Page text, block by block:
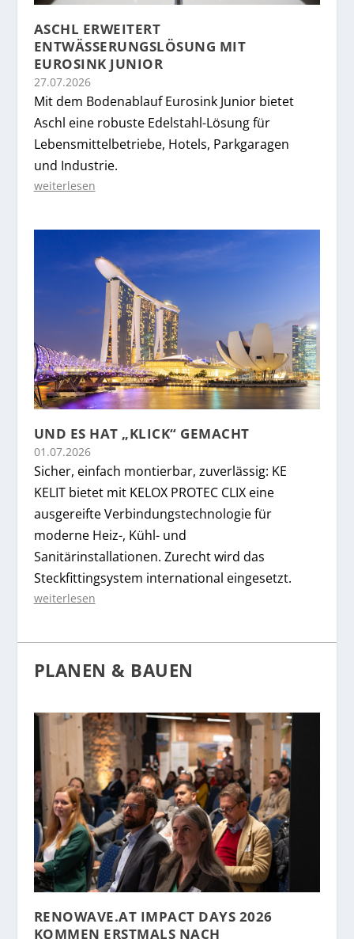
ASCHL ERWEITERT
ENTWÄSSERUNGSLÖSUNG MIT
EUROSINK JUNIOR
27.07.2026
Mit dem Bodenablauf Eurosink Junior bietet
Aschl eine robuste Edelstahl-Lösung für
Lebensmittelbetriebe, Hotels, Parkgaragen
und Industrie.
weiterlesen
UND ES HAT „KLICK“ GEMACHT
01.07.2026
Sicher, einfach montierbar, zuverlässig: KE
KELIT bietet mit KELOX PROTEC CLIX eine
ausgereifte Verbindungstechnologie für
moderne Heiz-, Kühl- und
Sanitärinstallationen. Zurecht wird das
Steckfittingsystem international eingesetzt.
weiterlesen
PLANEN & BAUEN
RENOWAVE.AT IMPACT DAYS 2026
KOMMEN ERSTMALS NACH